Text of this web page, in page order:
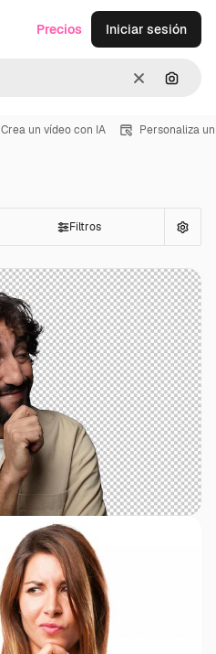
Borrar
Precios Iniciar sesión
Crea un vídeo con IA Personaliza
Filtros